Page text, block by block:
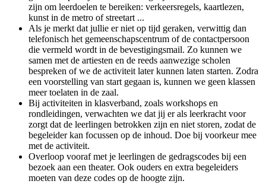
zijn om leerdoelen te bereiken: verkeersregels, kaartlezen,
kunst in de metro of streetart ...
Als je merkt dat jullie er niet op tijd geraken, verwittig dan
telefonisch het gemeenschapscentrum of de contactpersoon
die vermeld wordt in de bevestigingsmail. Zo kunnen we
samen met de artiesten en de reeds aanwezige scholen
bespreken of we de activiteit later kunnen laten starten. Zodra
een voorstelling van start gegaan is, kunnen we geen klassen
meer toelaten in de zaal.
Bij activiteiten in klasverband, zoals workshops en
rondleidingen, verwachten we dat jij er als leerkracht voor
zorgt dat de leerlingen betrokken zijn en niet storen, zodat de
begeleider kan focussen op de inhoud. Doe bij voorkeur mee
met de activiteit.
Overloop vooraf met je leerlingen de gedragscodes bij een
bezoek aan een theater. Ook ouders en extra begeleiders
moeten van deze codes op de hoogte zijn.